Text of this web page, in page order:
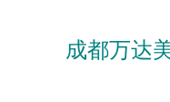
成都万达